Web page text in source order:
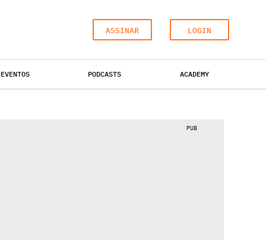
ASSINAR LOGIN
EVENTOS PODCASTS ACADEMY
PUB